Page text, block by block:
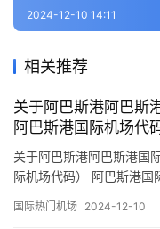
2024-12-10 14:11
相关推荐
关于阿巴斯港阿巴斯
阿巴斯港国际机场代码
关于阿巴斯港阿巴斯港国
际机场代码） 阿巴斯港
尔木兹甘省阿巴斯港市的
国际热门机场 2024-12-10